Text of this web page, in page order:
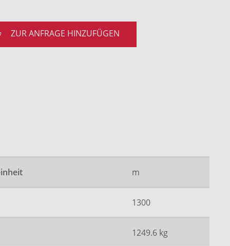
ZUR ANFRAGE HINZUFÜGEN
m
1300
1249.6 kg